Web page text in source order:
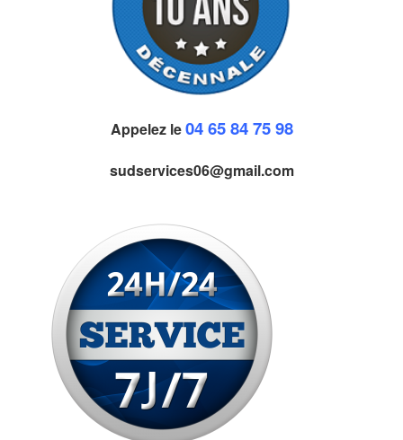
Appelez le04 65 84 75 98
sudservices06@gmail.com